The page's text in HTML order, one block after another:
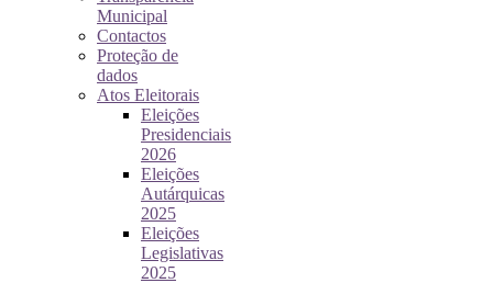
Municipal
Contactos
Proteção de
dados
Atos Eleitorais
Eleições
Presidenciais
2026
Eleições
Autárquicas
2025
Eleições
Legislativas
2025